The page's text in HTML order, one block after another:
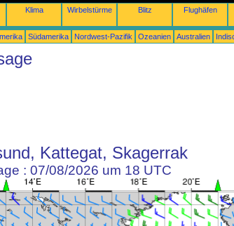
Klima Wirbelstürme Blitz Flughäfen
Südamerika Nordwest-Pazifik Ozeanien Australien
Kattegat, Skagerrak
: 07/08/2026 um 18 UTC